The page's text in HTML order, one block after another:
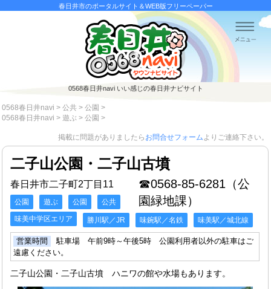
春日井市のポータルサイト＆WEB版フリーペーパー
0568春日井naviいい感じの春日井ナビサイト
0568春日井navi > 公共 > 公園 >
0568春日井navi > 遊ぶ > 公園 >
掲載に問題がありましたら お問合せフォームよりご連絡下さい。
二子山公園・二子山古墳
☎0568-85-6281（公
園緑地課）
春日井市二子町2丁目11
公園 遊ぶ 公園
公共
味美中学区エリア
勝川駅／JR 味鋺駅／名鉄 味美駅／城北線
営業時間
駐車場 午前9時～午後5時 公園利用者以外の駐車はご
遠慮ください。
二子山公園・二子山古墳 ハニワの館や水場もあります。